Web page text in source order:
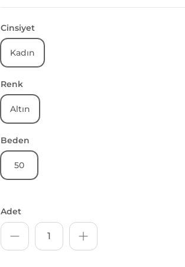
Beden
50
Renk
Altın
Cinsiyet
Kadın
Adet